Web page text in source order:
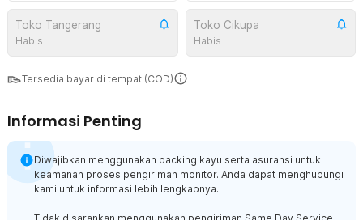
Toko Tangerang
Habis
Toko Cikupa
Habis
Tersedia bayar di tempat (COD)
Informasi Penting
Diwajibkan menggunakan packing kayu serta asuransi untuk
keamanan proses pengiriman monitor. Anda dapat menghubungi
kami untuk informasi lebih lengkapnya.